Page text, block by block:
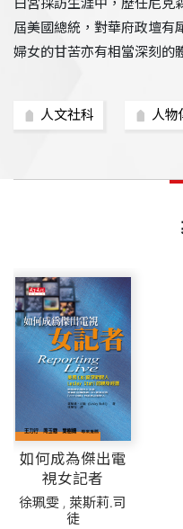
屆美國總統，對華府政壇有
婦女的甘苦亦有相當深刻的
人文社科 人物
如何成為傑出電
視女記者
徐珮雯 , 萊斯莉.司
徒